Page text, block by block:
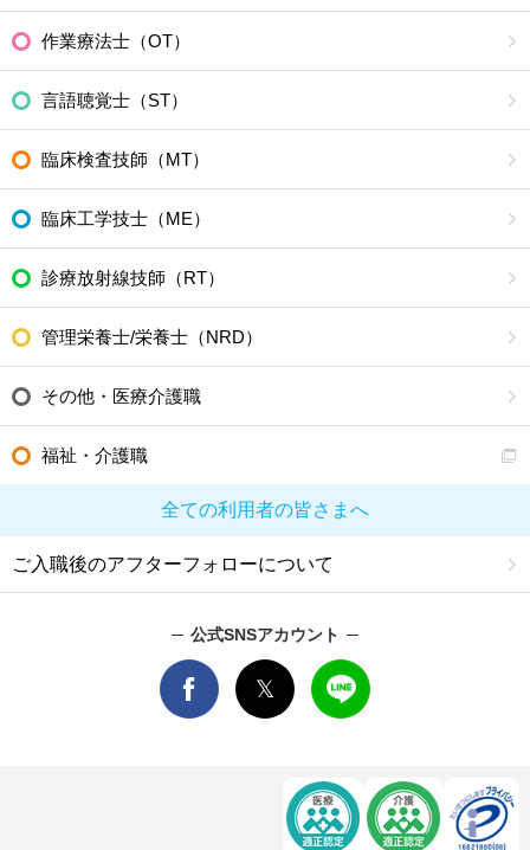
作業療法士（OT）
言語聴覚士（ST）
臨床検査技師（MT）
臨床工学技士（ME）
診療放射線技師（RT）
管理栄養士/栄養士（NRD）
その他・医療介護職
福祉・介護職
全ての利用者の皆さまへ
ご入職後のアフターフォローについて
公式SNSアカウント